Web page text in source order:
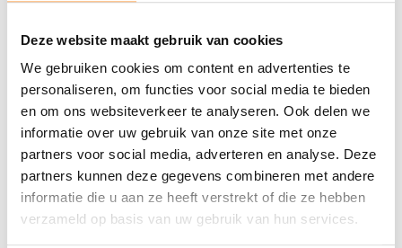
Deze website maakt gebruik van cookies
We gebruiken cookies om content en advertenties te
personaliseren, om functies voor social media te bieden
en om ons websiteverkeer te analyseren. Ook delen we
informatie over uw gebruik van onze site met onze
partners voor social media, adverteren en analyse. Deze
partners kunnen deze gegevens combineren met andere
informatie die u aan ze heeft verstrekt of die ze hebben
verzameld op basis van uw gebruik van hun services.